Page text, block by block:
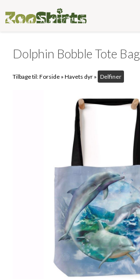
Dolphin Bobble Tote Bag
Tilbage til:Forside »Havets dyr » Delfiner